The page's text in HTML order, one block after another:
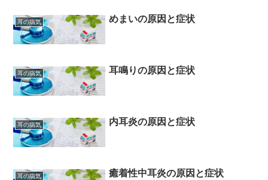
耳の病気 めまいの原因と症状
耳の病気 耳鳴りの原因と症状
耳の病気 内耳炎の原因と症状
耳の病気 癒着性中耳炎の原因と症状